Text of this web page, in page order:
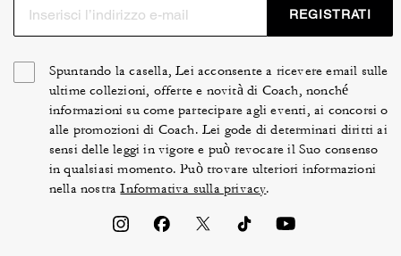
REGISTRATI
Spuntando la casella, Lei acconsente a ricevere email sulle
ultime collezioni, offerte e novità di Coach, nonché
informazioni su come partecipare agli eventi, ai concorsi o
alle promozioni di Coach. Lei gode di determinati diritti ai
sensi delle leggi in vigore e può revocare il Suo consenso
in qualsiasi momento. Può trovare ulteriori informazioni
nella nostraInformativa sulla privacy.